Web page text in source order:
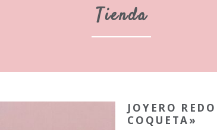
Tienda
JOYERO
COQUETA»